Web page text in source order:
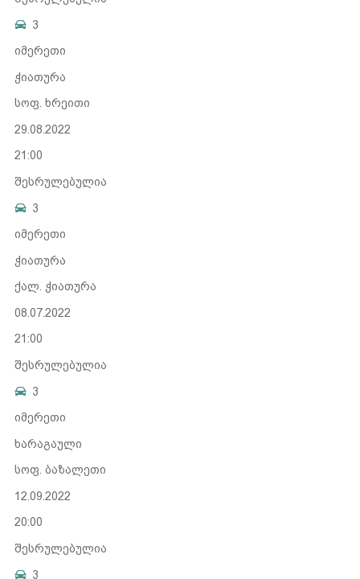
3
იმერეთი
ჭიათურა
სოფ. ხრეითი
29.08.2022
21:00
შესრულებულია
3
იმერეთი
ჭიათურა
ქალ. ჭიათურა
08.07.2022
21:00
შესრულებულია
3
იმერეთი
ხარაგაული
სოფ. ბაზალეთი
12.09.2022
20:00
შესრულებულია
3